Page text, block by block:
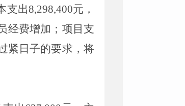
出8,298,400元，
经费增加；项目支
紧日子的要求，将